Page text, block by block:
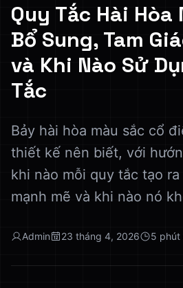
Quy Tắc Hài Hòa
Bổ Sung, Tam
và Khi Nào Sử
Tắc
Bảy hài hòa màu sắc cổ
thiết kế nên biết, với
khi nào mỗi quy tắc tạo
mạnh mẽ và khi nào nó
Admin 23 tháng 4, 2026 5 phút